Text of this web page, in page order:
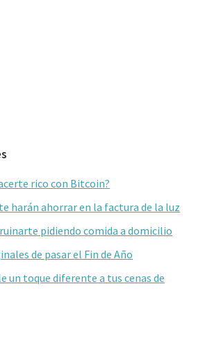
rico con Bitcoin?
harán ahorrar en la factura de la luz
pidiendo comida a domicilio
de pasar el Fin de Año
un toque diferente a tus cenas de